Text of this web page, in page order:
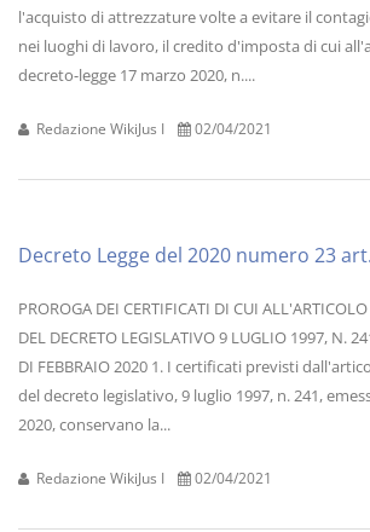
l'acquisto di attrezzature volte a evitare il
nei luoghi di lavoro, il credito d'imposta di cui
decreto-legge 17 marzo 2020, n....
Redazione WikiJus I 02/04/2021
Decreto Legge del 2020 numero 23
PROROGA DEI CERTIFICATI DI CUI
DEL DECRETO LEGISLATIVO 9 LUGLIO 1997, N.
DI FEBBRAIO 2020 1. I certificati previsti
del decreto legislativo, 9 luglio 1997, n. 241,
2020, conservano la...
Redazione WikiJus I 02/04/2021